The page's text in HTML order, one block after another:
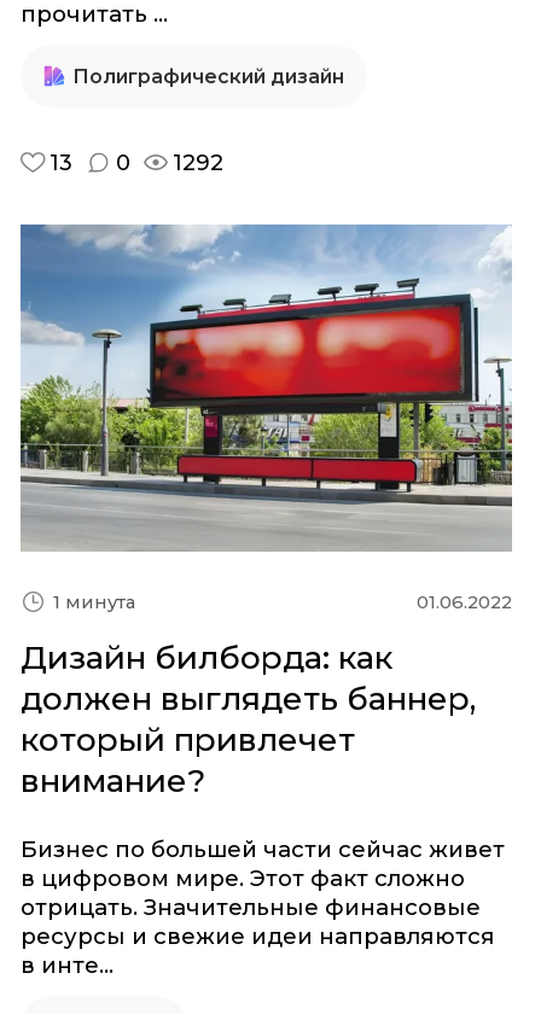
прочитать ...
Полиграфический дизайн
13 0 1292
1 минута 01.06.2022
Дизайн билборда: как
должен выглядеть баннер,
который привлечет
внимание?
Бизнес по большей части сейчас живет
в цифровом мире. Этот факт сложно
отрицать. Значительные финансовые
ресурсы и свежие идеи направляются
в инте...